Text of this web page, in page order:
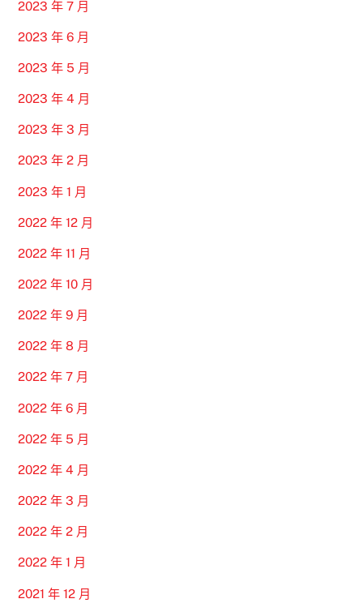
2023 年 7 月
2023 年 6 月
2023 年 5 月
2023 年 4 月
2023 年 3 月
2023 年 2 月
2023 年 1 月
2022 年 12 月
2022 年 11 月
2022 年 10 月
2022 年 9 月
2022 年 8 月
2022 年 7 月
2022 年 6 月
2022 年 5 月
2022 年 4 月
2022 年 3 月
2022 年 2 月
2022 年 1 月
2021 年 12 月